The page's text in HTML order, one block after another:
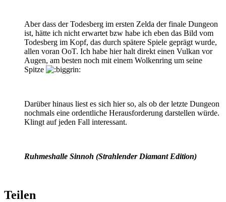
Aber dass der Todesberg im ersten Zelda der finale Dungeon
ist, hätte ich nicht erwartet bzw habe ich eben das Bild vom
Todesberg im Kopf, das durch spätere Spiele geprägt wurde,
allen voran OoT. Ich habe hier halt direkt einen Vulkan vor
Augen, am besten noch mit einem Wolkenring um seine
Spitze
Darüber hinaus liest es sich hier so, als ob der letzte Dungeon
nochmals eine ordentliche Herausforderung darstellen würde.
Klingt auf jeden Fall interessant.
Ruhmeshalle Sinnoh (Strahlender Diamant Edition)
Teilen